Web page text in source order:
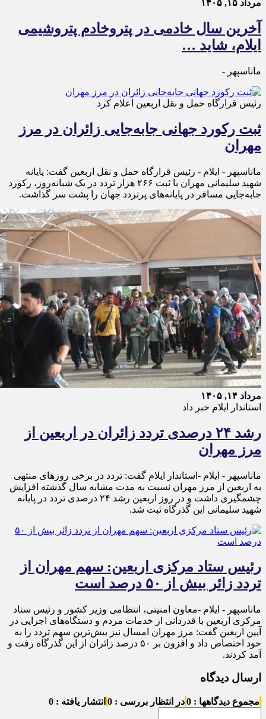
مرداد ۱۵, ۱۴۰۵
آخرین سال خادمی در پتروخادم پتروشیمی
ایلام، شاید …
ماناسپهر -
رئیس قرارگاه حمل و نقل اربعین اعلام کرد
ثبت رکورد جهانی جابه‌جایی زائران در مرز
مهران
ماناسپهر - ایلام - رئیس قرارگاه حمل‌ و نقل اربعین گفت: پایانه
شهید سلیمانی مهران با ثبت ۲۶۶ هزار تردد در یک شبانه‌روز، رکورد
جابه‌جایی مسافر در پایانه‌های پرتردد جهان را پشت سر گذاشت.
مرداد ۱۴, ۱۴۰۵
استاندار ایلام خبر داد
رشد ۲۴ درصدی تردد زائران در اربعین از
مرز مهران
ماناسپهر - ایلام -استاندار ایلام گفت: تردد در برخی روزهای منتهی
به اربعین از مرز مهران نسبت به مدت مشابه سال گذشته افزایش
چشمگیری داشت و در روز اربعین رشد ۲۴ درصدی تردد در پایانه
شهید سلیمانی این گذرگاه ثبت شد.
رئیس ستاد مرکزی اربعین: سهم مهران از
تردد زائر بیش از ۵۰ درصد است
ماناسپهر - ایلام -معاون امنیتی، انتظامی وزیر کشور و رئیس ستاد
مرکزی اربعین با قدردانی از خدمات مردم و دستگاه‌های اجرایی در
آیین اربعین گفت: مرز مهران امسال نیز بیش‌ترین سهم تردد را به
خود اختصاص داد و افزون بر ۵۰ درصد زائران از این گذرگاه رفت و
آمد کردند.
ارسال دیدگاه
مجموع دیدگاهها : 0 در انتظار بررسی : 0 انتشار یافته : 0